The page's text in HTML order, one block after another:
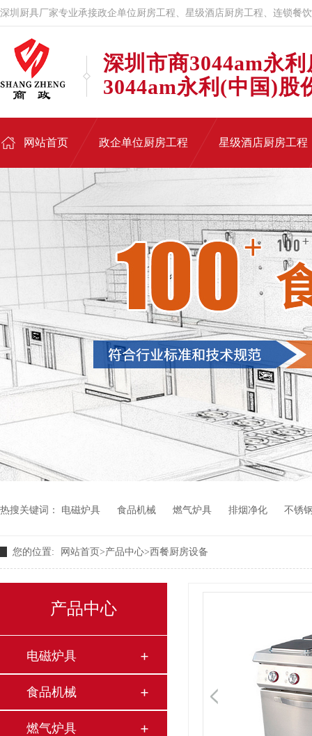
深圳厨具厂家专业承接政企单位厨房工程、星级酒店厨房工程、连锁餐
深圳市商3044am永
3044am永利(中国)股
网站首页 政企单位厨房工程 星级酒店厨房工程
热搜关键词： 电磁炉具 食品机械 燃气炉具 排烟净化 不锈
您的位置: 网站首页 >产品中心>西餐厨房设备
产品中心
电磁炉具
食品机械
燃气炉具